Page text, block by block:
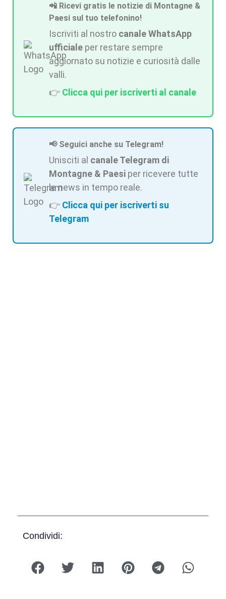
📲 Ricevi gratis le notizie di Montagne &
Paesi sul tuo telefonino!
Iscriviti al nostro canale WhatsApp
ufficiale per restare sempre
aggiornato su notizie e curiosità dalle
valli.
👉 Clicca qui per iscriverti al canale
📢 Seguici anche su Telegram!
Unisciti al canale Telegram di
Montagne & Paesi per ricevere tutte
le news in tempo reale.
👉 Clicca qui per iscriverti su
Telegram
Condividi: